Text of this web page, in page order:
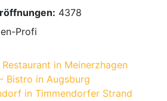
4378
Profi
in Meinerzhagen
Bistro in Augsburg
in Timmendorfer Strand